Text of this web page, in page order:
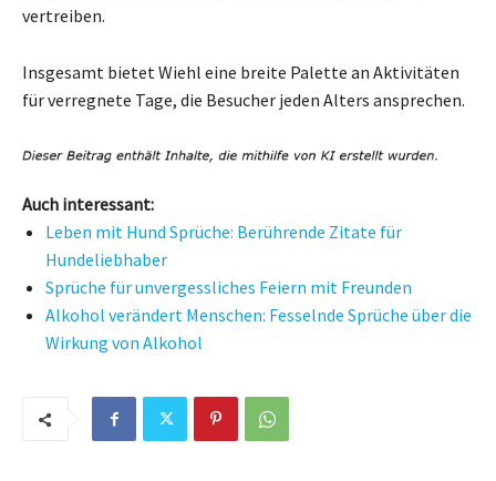
vertreiben.
Insgesamt bietet Wiehl eine breite Palette an Aktivitäten
für verregnete Tage, die Besucher jeden Alters ansprechen.
Auch interessant:
Leben mit Hund Sprüche: Berührende Zitate für
Hundeliebhaber
Sprüche für unvergessliches Feiern mit Freunden
Alkohol verändert Menschen: Fesselnde Sprüche über die
Wirkung von Alkohol